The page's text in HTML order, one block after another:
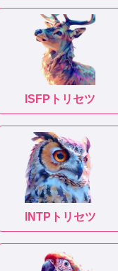
ISFP トリセツ
INTP トリセツ